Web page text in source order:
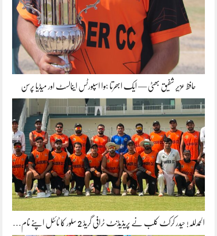
حافظ عزیر شفیق بھٹی — ایک ابھرتا ہوا اسپورٹس اینالسٹ اور میڈیا پرسن
الحمدللہ! حیدر کرکٹ کلب نے پریذیڈنٹ ٹرافی گریڈ 2 سلور کا ٹائٹل اپنے نام…